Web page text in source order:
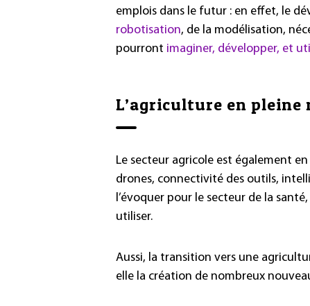
emplois dans le futur : en effet, le
robotisation, de la modélisation,
pourront imaginer, développer, et
L’agriculture en
Le secteur agricole est également
drones, connectivité des outils,
l’évoquer pour le secteur de la
utiliser.
Aussi, la transition vers une
elle la création de nombreux